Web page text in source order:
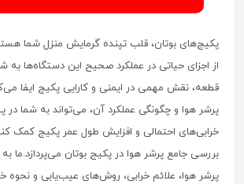
پکیج‌های بوتان، قلب تپنده گرمایش منزل شما
از اجزای حیاتی در عملکرد صحیح این دستگاه‌ها به
قطعه، نقش مهمی در ایمنی و کارایی پکیج ایفا
پرشر هوا و چگونگی عملکرد آن، می‌تواند به شما در
خرابی‌های احتمالی و افزایش طول عمر پکیج کمک
بررسی جامع پرشر هوا در پکیج بوتان می‌پردازد.ما
پرشر هوا، علائم خرابی، روش‌های عیب‌یابی و نحوه